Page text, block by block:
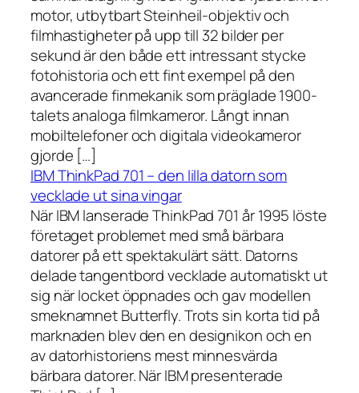
motor, utbytbart Steinheil-objektiv och
filmhastigheter på upp till 32 bilder per
sekund är den både ett intressant stycke
fotohistoria och ett fint exempel på den
avancerade finmekanik som präglade 1900-
talets analoga filmkameror. Långt innan
mobiltelefoner och digitala videokameror
gjorde […]
IBM ThinkPad 701 – den lilla datorn som
vecklade ut sina vingar
När IBM lanserade ThinkPad 701 år 1995 löste
företaget problemet med små bärbara
datorer på ett spektakulärt sätt. Datorns
delade tangentbord vecklade automatiskt ut
sig när locket öppnades och gav modellen
smeknamnet Butterfly. Trots sin korta tid på
marknaden blev den en designikon och en
av datorhistoriens mest minnesvärda
bärbara datorer. När IBM presenterade